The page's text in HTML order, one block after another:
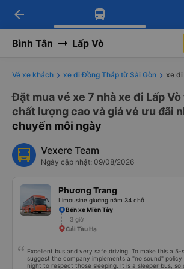
Tải app Vexere ngay!
Nhận ưu đãi thành viên độc
Tải app Vexere
-30k/ghế khi đặt vé máy bay
arrow_back
Bình Tân Lấp Vò
Vé xe khách xe đi Đồng Tháp từ Sài Gòn xe đi
Đặt mua vé xe 7 nhà xe đi Lấp
chất lượng cao và giá vé ưu đãi
chuyến mỗi ngày
Vexere Team
Ngày cập nhật: 09/08/2026
Phương Trang
Limousine giường nằm 34 chỗ
Bến xe Miền Tây
3 giờ
Cái Tàu Hạ
Excellent bus and very safe driving. To make this a 5-
suggest the company implements a "no sound"
night to respect those sleeping. It is a sleeper bus, so